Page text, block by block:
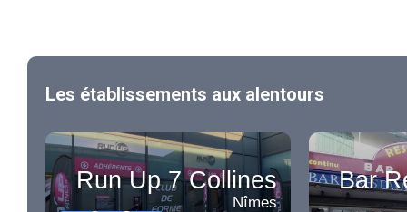
Les établissements aux alentours
Run Up 7 Collines
Nîmes
Bar